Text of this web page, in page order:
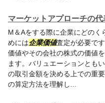
マーケットアプローチの
M＆Aをする際に企業にどのく
めには企業価値査定が必要です
価値やその会社の株式の価値
ます。バリュエーションとも
の取引金額を決める上での重
の算定方法を理解し...